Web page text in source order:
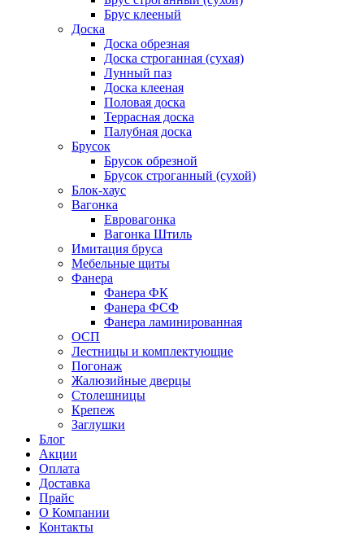
Брус клееный
Доска
Доска обрезная
Доска строганная (сухая)
Лунный паз
Доска клееная
Половая доска
Террасная доска
Палубная доска
Брусок
Брусок обрезной
Брусок строганный (сухой)
Блок-хаус
Вагонка
Евровагонка
Вагонка Штиль
Имитация бруса
Мебельные щиты
Фанера
Фанера ФК
Фанера ФСФ
Фанера ламинированная
ОСП
Лестницы и комплектующие
Погонаж
Жалюзийные дверцы
Столешницы
Крепеж
Заглушки
Блог
Акции
Оплата
Доставка
Прайс
О Компании
Контакты